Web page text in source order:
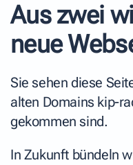
Aus zwei
neue
Sie sehen diese
alten Domains kip-
gekommen sind.
In Zukunft bündeln